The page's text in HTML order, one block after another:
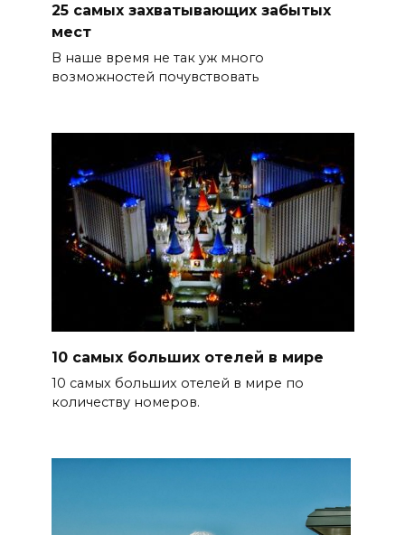
25 самых захватывающих забытых
мест
В наше время не так уж много
возможностей почувствовать
10 самых больших отелей в мире
10 самых больших отелей в мире по
количеству номеров.